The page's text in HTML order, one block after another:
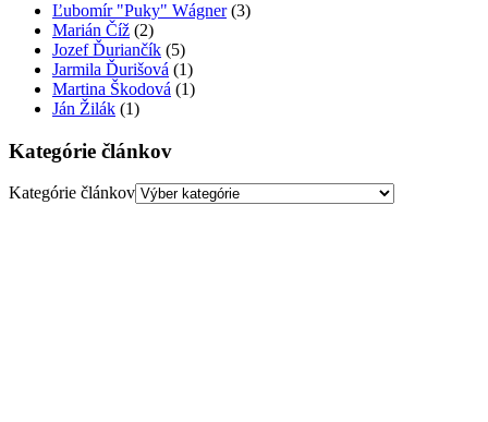
Ľubomír "Puky" Wágner(3)
Marián Číž (2)
Jozef Ďuriančík (5)
Jarmila Ďurišová (1)
Martina Škodová (1)
Ján Žilák (1)
Kategórie článkov
Kategórie článkov